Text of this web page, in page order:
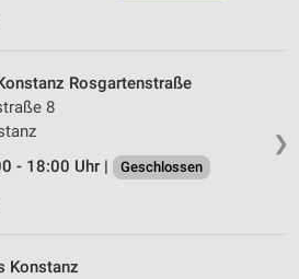
❯
Rosgartenstraße
8
- 18:00 Uhr |
Geschlossen
Konstanz